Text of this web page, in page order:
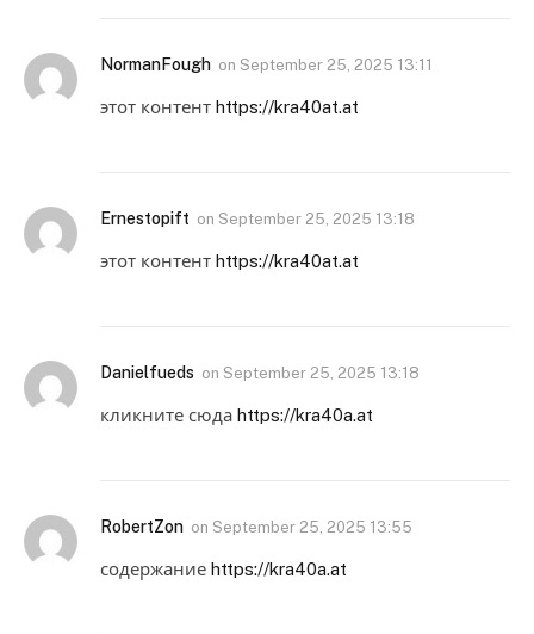
NormanFough on September 25, 2025 13:11
этот контент https://kra40at.at
Ernestopift on September 25, 2025 13:18
этот контент https://kra40at.at
Danielfueds on September 25, 2025 13:18
кликните сюда https://kra40a.at
RobertZon on September 25, 2025 13:55
содержание https://kra40a.at